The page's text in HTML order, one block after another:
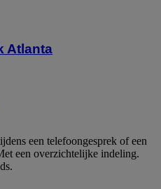
Atlanta
een telefoongesprek of een
een overzichtelijke indeling.